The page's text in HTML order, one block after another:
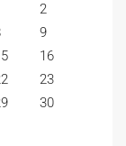
2
9
16
23
30